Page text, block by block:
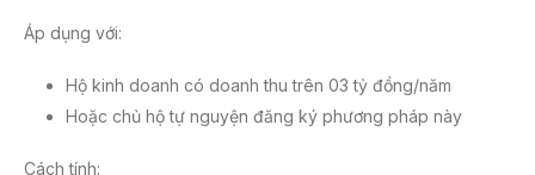
Áp dụng với:
Hộ kinh doanh có doanh thu trên 03 tỷ đồng/năm
Hoặc chủ hộ tự nguyện đăng ký phương pháp này
Cách tính: